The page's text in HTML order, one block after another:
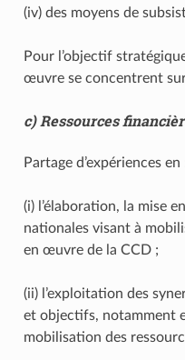
(iv) des moyens de
Pour l’objectif
œuvre se concentrent
c) Ressources
Partage d’expériences en
(i) l’élaboration, la mise
nationales visant à
en œuvre de la CCD ;
(ii) l’exploitation des
et objectifs, notamment
mobilisation des